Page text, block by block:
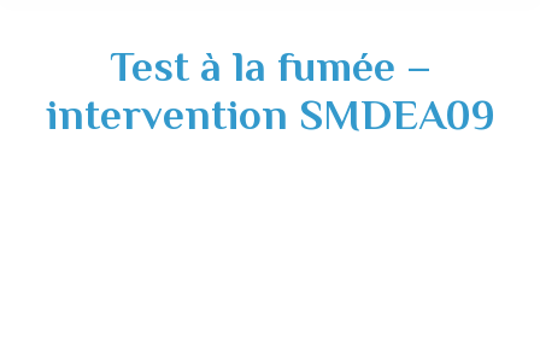
Test à la fumée –
intervention SMDEA09